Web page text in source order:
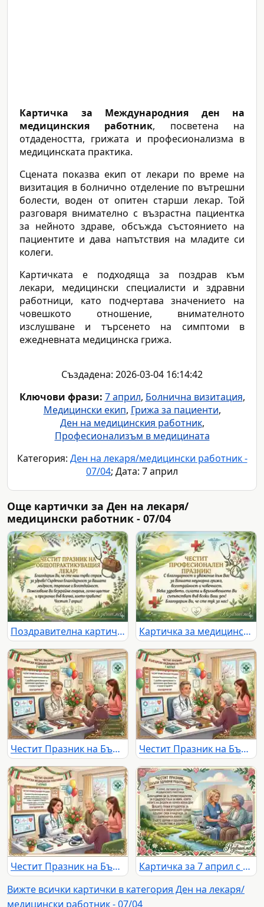
Картичка за Международния ден на
медицинския работник, посветена на
отдадеността, грижата и професионализма в
медицинската практика.
Сцената показва екип от лекари по време на
визитация в болнично отделение по вътрешни
болести, воден от опитен старши лекар. Той
разговаря внимателно с възрастна пациентка
за нейното здраве, обсъжда състоянието на
пациентите и дава напътствия на младите си
колеги.
Картичката е подходяща за поздрав към
лекари, медицински специалисти и здравни
работници, като подчертава значението на
човешкото отношение, внимателното
изслушване и търсенето на симптоми в
ежедневната медицинска грижа.
Създадена: 2026-03-04 16:14:42
Ключови фрази: 7 април, Болнична визитация,
Медицински екип, Грижа за пациенти,
Ден на медицинския работник,
Професионализъм в медицината
Категория: Ден на лекаря/медицински работник -
07/04; Дата: 7 април
Още картички за Ден на лекаря/
медицински работник - 07/04
Поздравителна картичка за Празника на медицинските работници Картичка за медицинските работници
Честит Празник на Българските Медицински Работници! Честит Празник на Българските Медицински Работници!
Честит Празник на Българските Медицински Работници!
Картичка за 7 април с поздрав и благодарност към здравните работници за техните грижи и професионализъм
Вижте всички картички в категория Ден на лекаря/
медицински работник - 07/04